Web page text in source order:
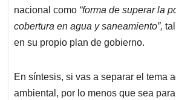
nacional como “forma de superar la
cobertura en agua y saneamiento”,
en su propio plan de gobierno.
En síntesis, si vas a separar el tema
ambiental, por lo menos que sea